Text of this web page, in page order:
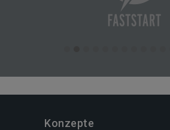
Konzepte